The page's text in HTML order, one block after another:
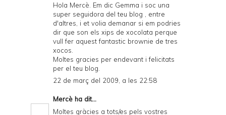
Hola Mercè. Em dic Gemma i soc una
super seguidora del teu blog , entre
d'altres, i et volia demanar si em podries
dir que son els xips de xocolata perque
vull fer aquest fantastic brownie de tres
xocos.
Moltes gracies per endevant i felicitats
per el teu blog.
22 de març del 2009, a les 22:58
Mercè ha dit...
Moltes gràcies a tots/es pels vostres